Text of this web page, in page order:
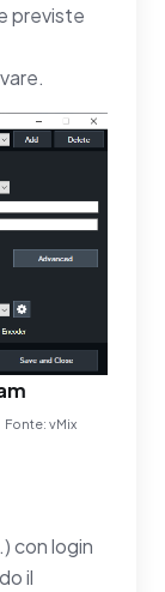
previste
Fonte: vMix
con login
il